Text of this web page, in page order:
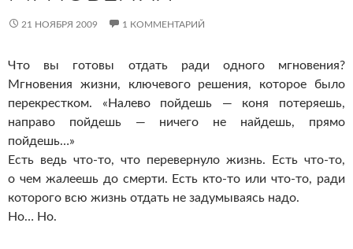
21 НОЯБРЯ 2009 1 КОММЕНТАРИЙ
Что вы готовы отдать ради одного мгновения?
Мгновения жизни, ключевого решения, которое было
перекрестком. «Налево пойдешь — коня потеряешь,
направо пойдешь — ничего не найдешь, прямо
пойдешь…»
Есть ведь что-то, что перевернуло жизнь. Есть что-то,
о чем жалеешь до смерти. Есть кто-то или что-то, ради
которого всю жизнь отдать не задумываясь надо.
Но… Но.